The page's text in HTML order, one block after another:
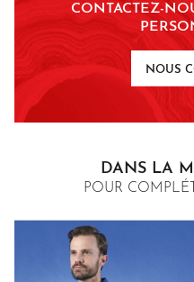
repassage à
température moyenne
CONTACTEZ-
NOUS
DANS LA
POUR